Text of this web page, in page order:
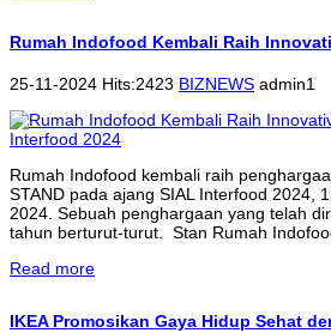
Rumah Indofood Kembali Raih
25-11-2024 Hits:2423 BIZNEWS admin1
Rumah Indofood kembali raih
STAND pada ajang SIAL Interfood 2024,
2024. Sebuah penghargaan yang telah
tahun berturut-turut. Stan Rumah
Read more
IKEA Promosikan Gaya Hidup Sehat